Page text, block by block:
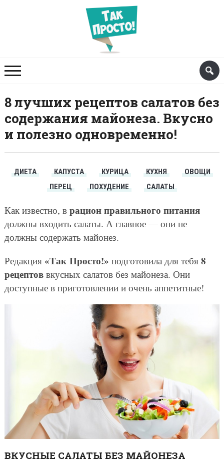
8 лучших рецептов салатов без
содержания майонеза. Вкусно
и полезно одновременно!
ДИЕТА КАПУСТА КУРИЦА КУХНЯ
ОВОЩИ
ПЕРЕЦ
ПОХУДЕНИЕ САЛАТЫ
Как известно, в рацион правильного питания
должны входить салаты. А главное — они не
должны содержать майонез.
Редакция «Так Просто!» подготовила для тебя 8
рецептоввкусных салатов без майонеза. Они
доступные в приготовлении и очень аппетитные!
ВКУСНЫЕ САЛАТЫ БЕЗ МАЙОНЕЗА